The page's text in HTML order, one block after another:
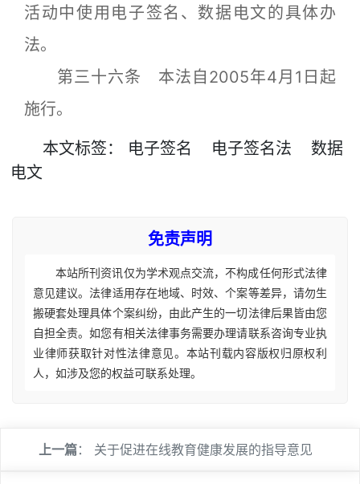
活动中使用电子签名、数据电文的具体办
法。
第三十六条 本法自2005年4月1日起
施行。
本文标签： 电子签名 电子签名法
数据
电文
免责声明
本站所刊资讯仅为学术观点交流，不构成任何形式法律
意见建议。法律适用存在地域、时效、个案等差异，请勿生
搬硬套处理具体个案纠纷，由此产生的一切法律后果皆由您
自担全责。如您有相关法律事务需要办理请联系咨询专业执
业律师获取针对性法律意见。本站刊载内容版权归原权利
人，如涉及您的权益可联系处理。
上一篇： 关于促进在线教育健康发展的指导意见